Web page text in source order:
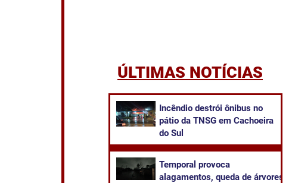
ÚLTIMAS NOTÍCIAS
Incêndio destrói ônibus no
pátio da TNSG em Cachoeira
do Sul
Temporal provoca
alagamentos, queda de árvores